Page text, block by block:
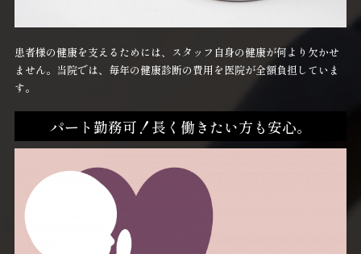
患者様の健康を支えるためには、スタッフ自身の健康が何より欠かせ
ません。当院では、毎年の健康診断の費用を医院が全額負担していま
す。
パート勤務可！長く働きたい方も安心。